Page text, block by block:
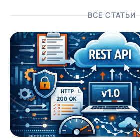
ВСЕ СТАТЬИ